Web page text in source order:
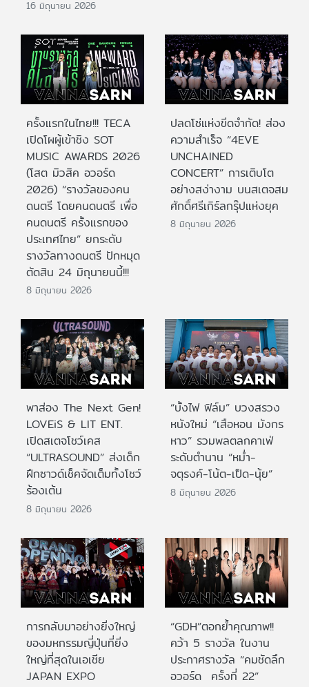
16 มิถุนายน 2026
ครั้งแรกในไทย!!! TECA
เปิดโผผู้เข้าชิง SOT
MUSIC AWARDS 2026
(โสต มิวสิค อวอร์ด
2026) “รางวัลของคน
ดนตรี โดยคนดนตรี เพื่อ
คนดนตรี ครั้งแรกของ
ประเทศไทย” ยกระดับ
รางวัลทางดนตรี ปักหมุด
ตัดสิน 24 มิถุนายนนี้!!!
8 มิถุนายน 2026
ปลดโซ่แห่งขีดจำกัด! ส่อง
ความสำเร็จ “4EVE
UNCHAINED
CONCERT” การเติบโต
อย่างสง่างาม บนสเตจสม
ศักดิ์ศรีเกิร์ลกรุ๊ปแห่งยุค
8 มิถุนายน 2026
พาส่อง The Next Gen!
LOVEiS & LIT ENT.
เปิดสเตจโชว์เคส
“ULTRASOUND” ส่งเด็ก
ฝึกซาวด์เช็คจัดเต็มทั้งโชว์
ร้องเต้น
8 มิถุนายน 2026
“บั้งไฟ ฟิล์ม” บวงสรวง
หนังใหม่ “เสือหอน มังกร
หาว” รวมพลตลกคาเฟ่
ระดับตำนาน “หม่ำ-
จตุรงค์-โน้ต-เป็ด-นุ้ย”
8 มิถุนายน 2026
การกลับมาอย่างยิ่งใหญ่
ของมหกรรมญี่ปุ่นที่ยิ่ง
ใหญ่ที่สุดในเอเชีย
JAPAN EXPO
“GDH”ตอกย้ำคุณภาพ!!
คว้า 5 รางวัล ในงาน
ประกาศรางวัล “คมชัดลึก
อวอร์ด ครั้งที่ 22”